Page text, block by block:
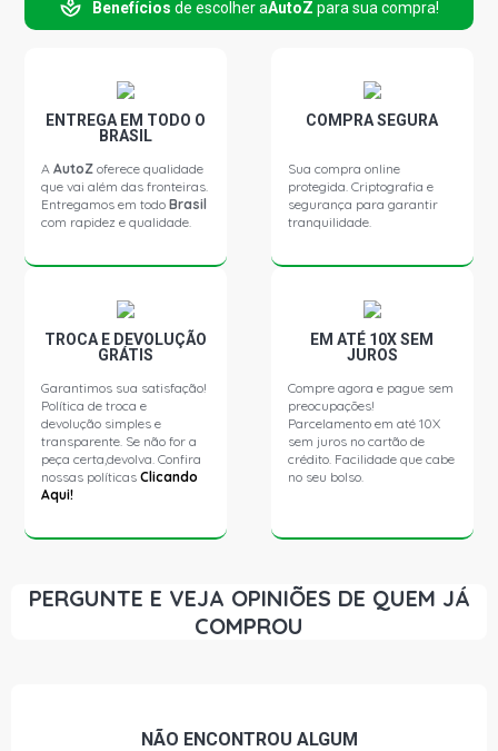
COROLLA GLI UPPER BLACK SEDAN 1.8 16V 2ZRFE VVTI
L4 FLEX (2017 - 2017)
Benefícios de escolher aAutoZ para sua compra!
ENTREGA EM TODO O
BRASIL
AAutoZ oferece qualidade
que vai além das fronteiras.
Entregamos em todoBrasil
com rapidez e qualidade.
COMPRA SEGURA
Sua compra online
protegida. Criptografia e
segurança para garantir
tranquilidade.
TROCA E DEVOLUÇÃO
GRÁTIS
Garantimos sua satisfação!
Política de troca e
devolução simples e
transparente. Se não for a
peça certa,devolva. Confira
nossas políticasClicando
Aqui!
EM ATÉ 10X SEM
JUROS
Compre agora e pague sem
preocupações!
Parcelamento em até 10X
sem juros no cartão de
crédito. Facilidade que cabe
no seu bolso.
PERGUNTE E VEJA OPINIÕES DE QUEM JÁ
COMPROU
NÃO ENCONTROU ALGUM